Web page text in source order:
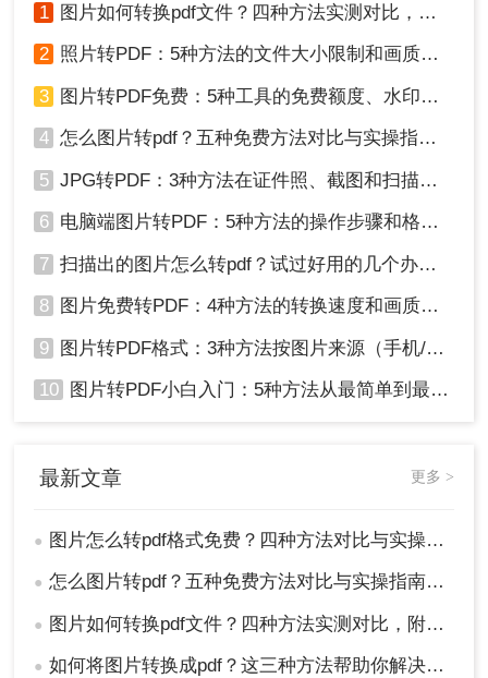
1 图片如何转换pdf文件？四种方法实测对比，附各场景最优选！
2 照片转PDF：5种方法的文件大小限制和画质保留实测！
3 图片转PDF免费：5种工具的免费额度、水印和文件限制对比！
4 怎么图片转pdf？五种免费方法对比与实操指南（附详细表格）！
5 JPG转PDF：3种方法在证件照、截图和扫描件上的转换精度差异！
6 电脑端图片转PDF：5种方法的操作步骤和格式保留对比！
7 扫描出的图片怎么转pdf？试过好用的几个办法！
8 图片免费转PDF：4种方法的转换速度和画质损失对比！
9 图片转PDF格式：3种方法按图片来源（手机/相机/截图）选！
10 图片转PDF小白入门：5种方法从最简单到最专业逐步升级！
最新文章 更多 >
● 图片怎么转pdf格式免费？四种方法对比与实操指南（附详细表格）!
● 怎么图片转pdf？五种免费方法对比与实操指南（附详细表格）！
● 图片如何转换pdf文件？四种方法实测对比，附各场景最优选！
● 如何将图片转换成pdf？这三种方法帮助你解决问题！